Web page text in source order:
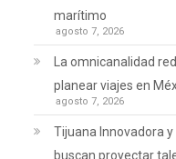
marítimo
agosto 7, 2026
La omnicanalidad
planear viajes en
agosto 7, 2026
Tijuana Innovadora
buscan proyectar